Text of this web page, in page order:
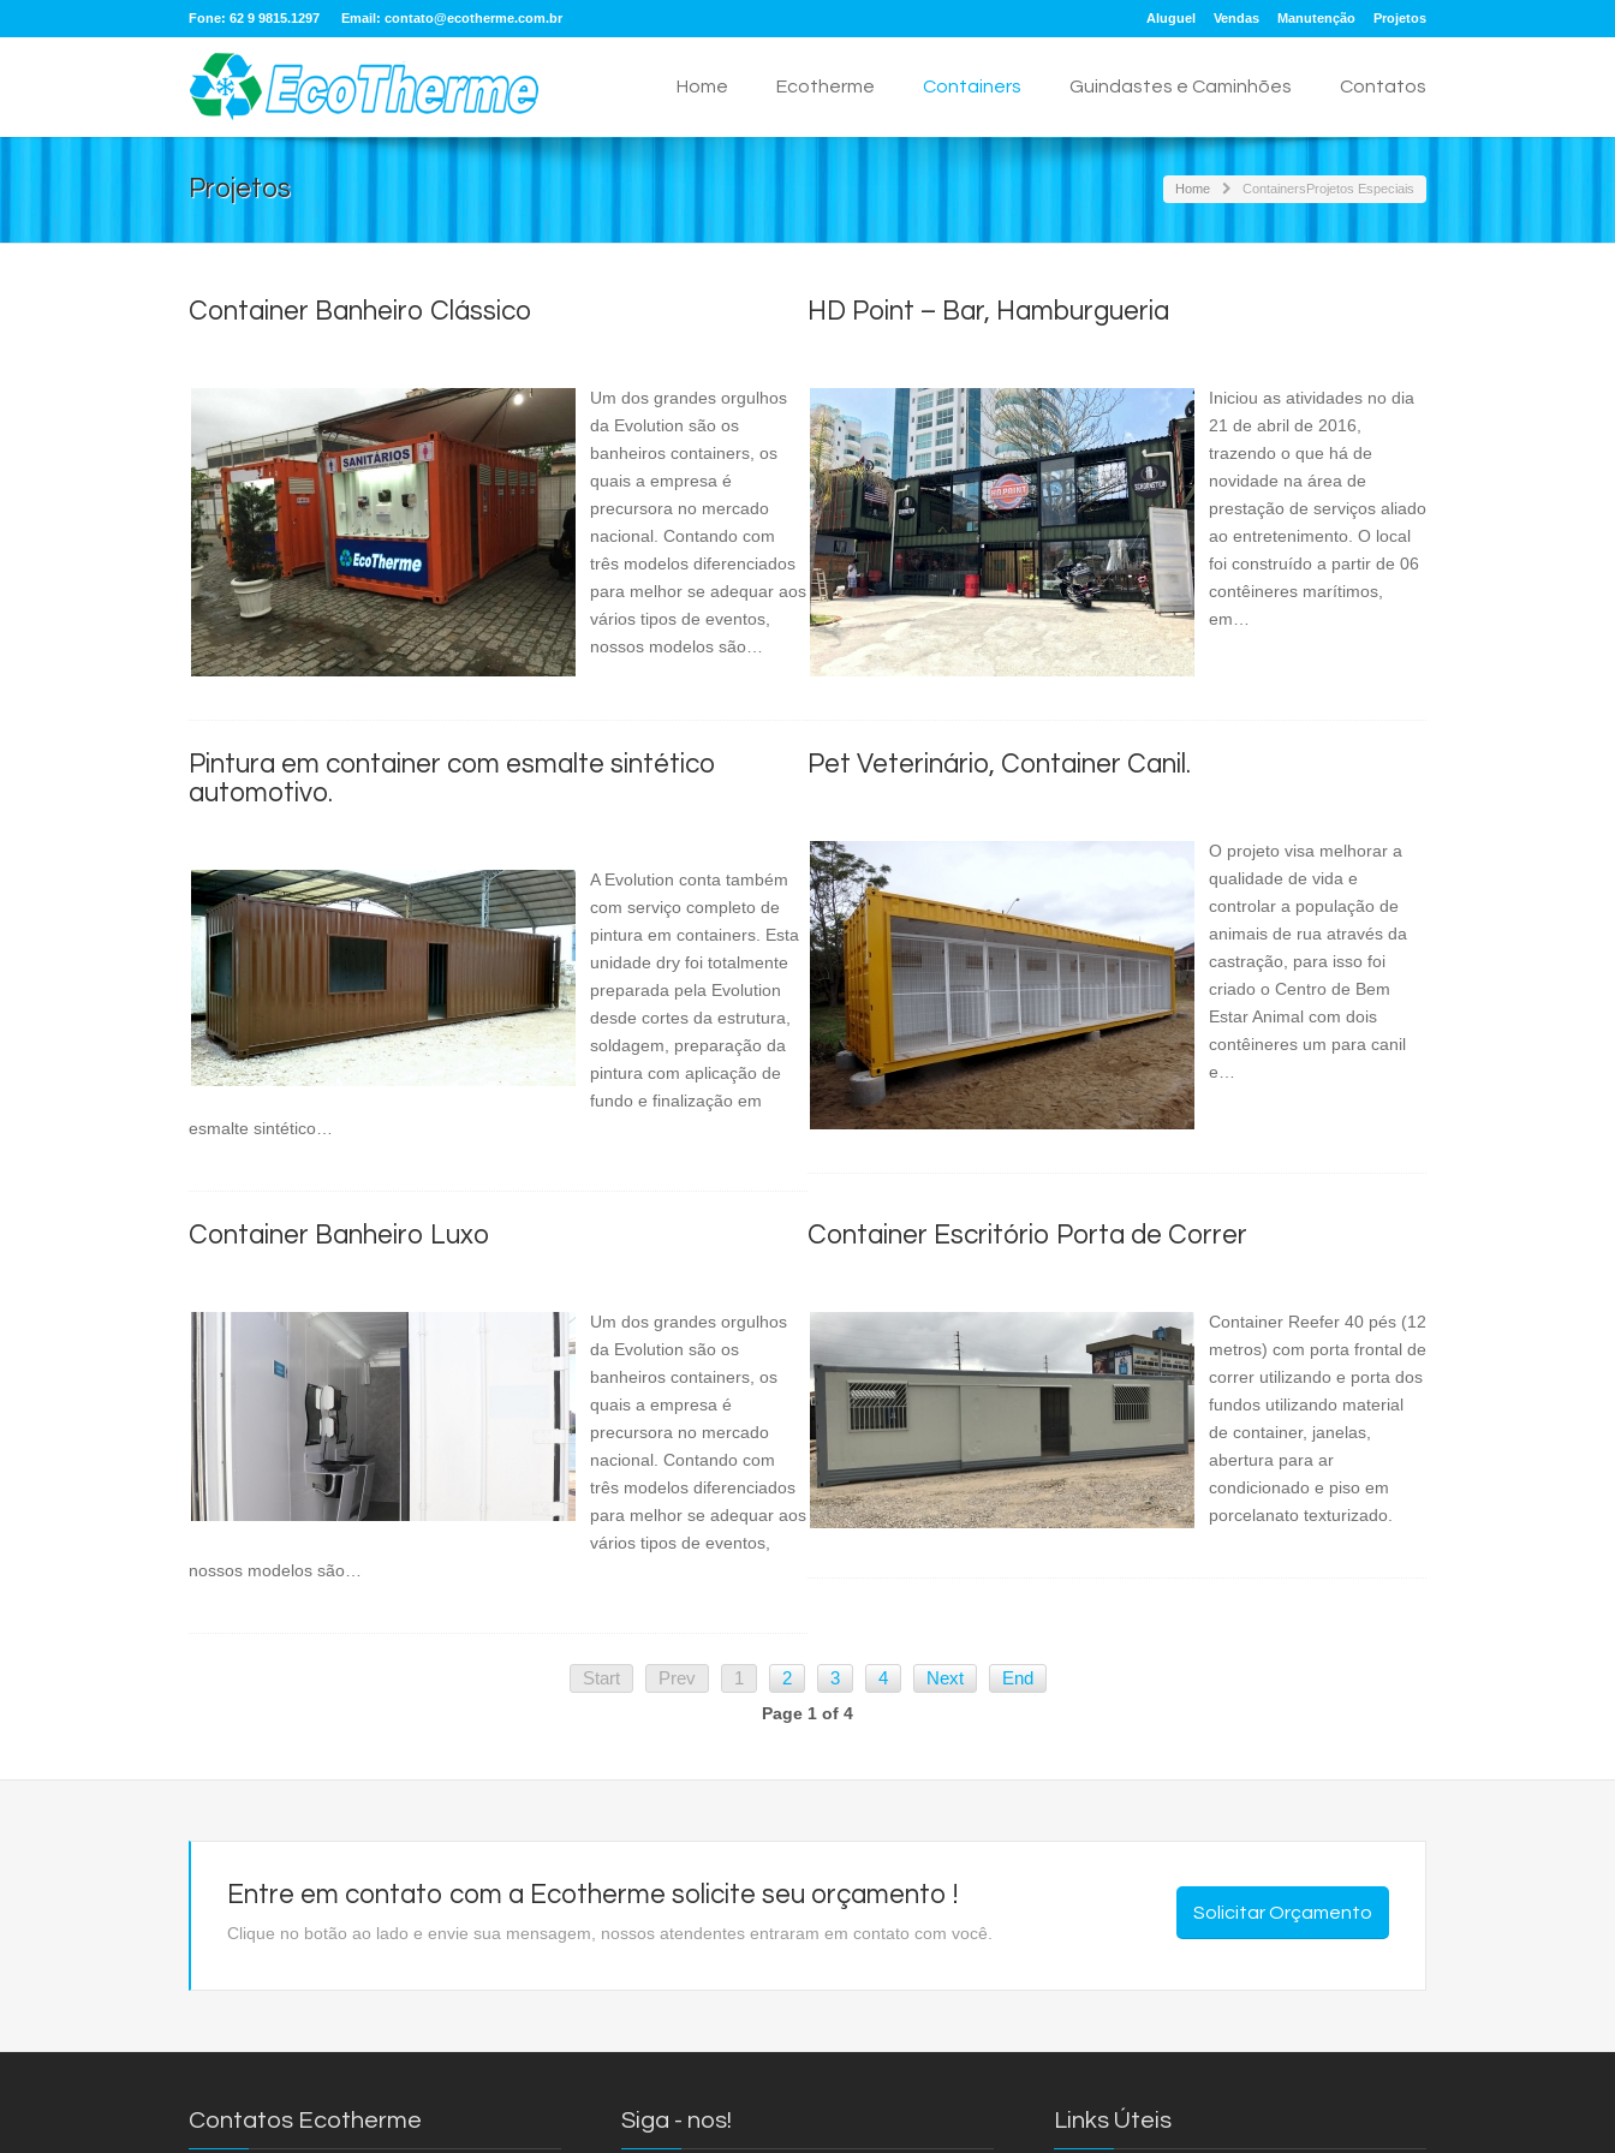
Fone: 62 9 9815.1297 Email: contato@ecotherme.com.br Aluguel Vendas Manutenção Projetos
Home Ecotherme Containers Guindastes e Caminhões Contatos
Projetos Home ContainersProjetos Especiais
Container Banheiro Clássico
Um dos grandes orgulhos
da Evolution são os
banheiros containers, os
quais a empresa é
precursora no mercado
nacional. Contando com
três modelos diferenciados
para melhor se adequar aos
vários tipos de eventos,
nossos modelos são…
HD Point – Bar, Hamburgueria
Iniciou as atividades no dia
21 de abril de 2016,
trazendo o que há de
novidade na área de
prestação de serviços aliado
ao entretenimento. O local
foi construído a partir de 06
contêineres marítimos,
em…
Pintura em container com esmalte sintético
automotivo.
A Evolution conta também
com serviço completo de
pintura em containers. Esta
unidade dry foi totalmente
preparada pela Evolution
desde cortes da estrutura,
soldagem, preparação da
pintura com aplicação de
fundo e finalização em
esmalte sintético…
Pet Veterinário, Container Canil.
O projeto visa melhorar a
qualidade de vida e
controlar a população de
animais de rua através da
castração, para isso foi
criado o Centro de Bem
Estar Animal com dois
contêineres um para canil
e…
Container Banheiro Luxo
Um dos grandes orgulhos
da Evolution são os
banheiros containers, os
quais a empresa é
precursora no mercado
nacional. Contando com
três modelos diferenciados
para melhor se adequar aos
vários tipos de eventos,
nossos modelos são…
Container Escritório Porta de Correr
Container Reefer 40 pés (12
metros) com porta frontal de
correr utilizando e porta dos
fundos utilizando material
de container, janelas,
abertura para ar
condicionado e piso em
porcelanato texturizado.
Start Prev 1 2 3 4 Next End
Page 1 of 4
Entre em contato com a Ecotherme solicite seu orçamento !
Clique no botão ao lado e envie sua mensagem, nossos atendentes entraram em contato com você.
Solicitar Orçamento
Contatos Ecotherme Siga - nos! Links Úteis